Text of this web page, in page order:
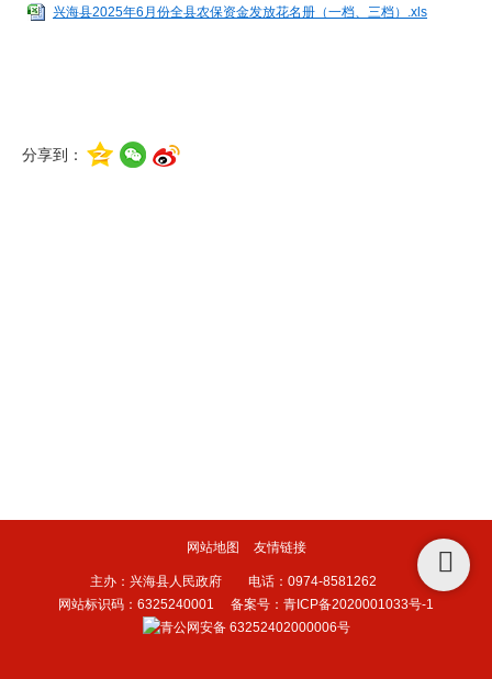
兴海县2025年6月份全县农保资金发放花名册（一档、三档）.xls
分享到：
网站地图 友情链接
主办：兴海县人民政府 电话：0974-8581262
网站标识码：6325240001 备案号：青ICP备2020001033号-1
青公网安备 63252402000006号